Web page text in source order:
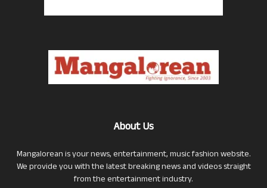
About Us
Mangalorean is your news, entertainment, music fashion website.
We provide you with the latest breaking news and videos straight
from the entertainment industry.